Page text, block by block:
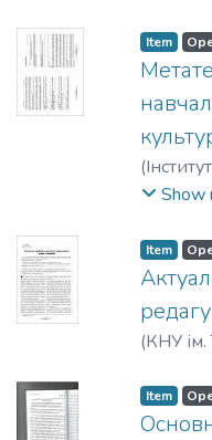
Item
(
Show
Item
(КНУ ім.
Item